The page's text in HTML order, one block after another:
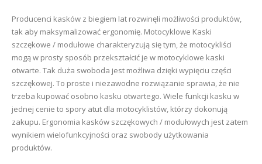
Producenci kasków z biegiem lat rozwinęli możliwości produktów,
tak aby maksymalizować ergonomię. Motocyklowe Kaski
szczękowe / modułowe charakteryzują się tym, że motocykliści
mogą w prosty sposób przekształcić je w motocyklowe kaski
otwarte. Tak duża swoboda jest możliwa dzięki wypięciu części
szczękowej. To proste i niezawodne rozwiązanie sprawia, że nie
trzeba kupować osobno kasku otwartego. Wiele funkcji kasku w
jednej cenie to spory atut dla motocyklistów, którzy dokonują
zakupu. Ergonomia kasków szczękowych / modułowych jest zatem
wynikiem wielofunkcyjności oraz swobody użytkowania
produktów.